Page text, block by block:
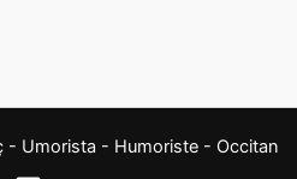
Umorista - Humoriste - Occitan